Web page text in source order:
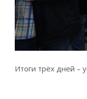
Итоги трёх дней –